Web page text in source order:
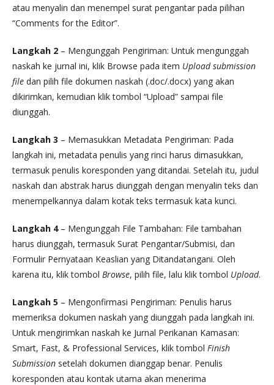
atau menyalin dan menempel surat pengantar pada pilihan
“Comments for the Editor”.
Langkah 2 – Mengunggah Pengiriman: Untuk mengunggah
naskah ke jurnal ini, klik Browse pada item Upload submission
file dan pilih file dokumen naskah (.doc/.docx) yang akan
dikirimkan, kemudian klik tombol “Upload” sampai file
diunggah.
Langkah 3 – Memasukkan Metadata Pengiriman: Pada
langkah ini, metadata penulis yang rinci harus dimasukkan,
termasuk penulis koresponden yang ditandai. Setelah itu, judul
naskah dan abstrak harus diunggah dengan menyalin teks dan
menempelkannya dalam kotak teks termasuk kata kunci.
Langkah 4– Mengunggah File Tambahan: File tambahan
harus diunggah, termasuk Surat Pengantar/Submisi, dan
Formulir Pernyataan Keaslian yang Ditandatangani. Oleh
karena itu, klik tombol Browse, pilih file, lalu klik tombol Upload.
Langkah 5 – Mengonfirmasi Pengiriman: Penulis harus
memeriksa dokumen naskah yang diunggah pada langkah ini.
Untuk mengirimkan naskah ke Jurnal Perikanan Kamasan:
Smart, Fast, & Professional Services, klik tombol Finish
Submission setelah dokumen dianggap benar. Penulis
koresponden atau kontak utama akan menerima